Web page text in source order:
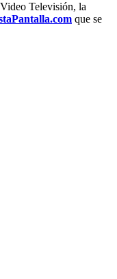
Televisión, la
que se